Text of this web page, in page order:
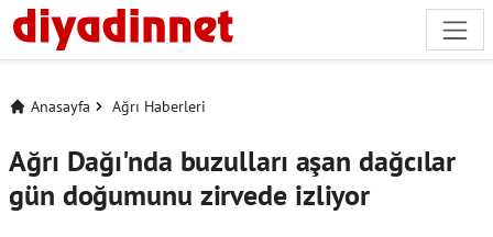
Anasayfa Ağrı Haberleri
Ağrı Dağı'nda buzulları aşan dağcılar
gün doğumunu zirvede izliyor